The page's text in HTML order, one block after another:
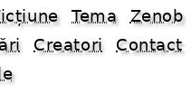
Tema
Zenob
Creatori
Contact